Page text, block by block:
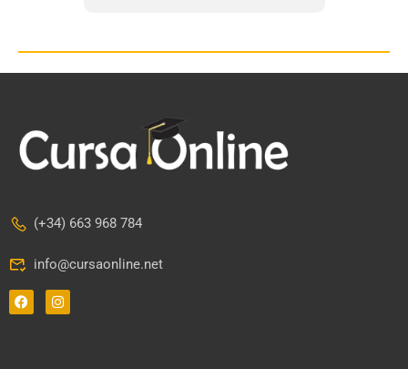
(+34) 663 968 784
info@cursaonline.net